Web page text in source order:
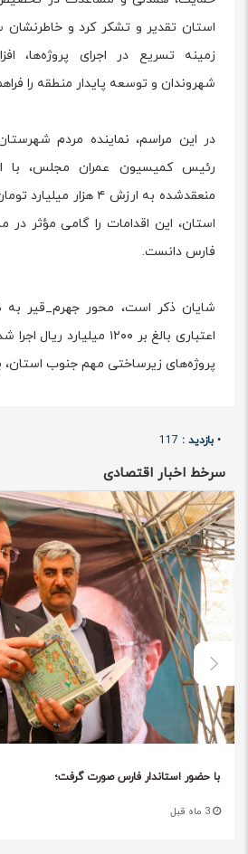
استان تقدیر و تشکر کرد و
زمینه تسریع در اجرای پروژه‌ها،
شهروندان و توسعه پایدار منطقه را
در این مراسم، نماینده مردم
رئیس کمیسیون عمران مجلس، با
منعقدشده به ارزش ۴ هزار
استان، این اقدامات را گامی مؤثر در
فارس دانست.
اعتباری بالغ بر ۱۲۰۰
پروژه‌های زیرساختی مهم جنوب استان،
• بازدید :
سرخط اخبار اقتصادی
با حضور استاندار فارس صورت گرفت؛